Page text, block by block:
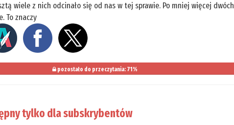
wiele z nich odcinało się od nas w tej sprawie. Po mniej więcej dwóch
To znaczy
pozostało do przeczytania: 71%
tylko dla subskrybentów